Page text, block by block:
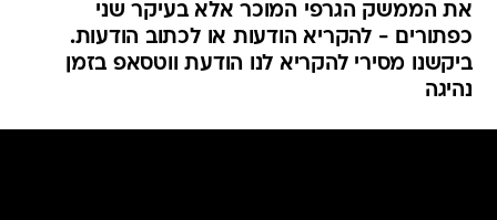
את הממשק הגרפי המוכר אלא בעיקר שני
כפתורים - להקריא הודעות או לכתוב הודעות.
ביקשנו מסירי להקריא לנו הודעת ווטסאפ בזמן
נהיגה